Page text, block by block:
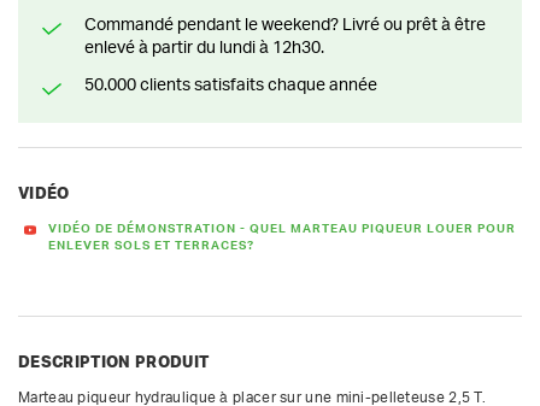
Commandé pendant le weekend? Livré ou prêt à être
enlevé à partir du lundi à 12h30.
50.000 clients satisfaits chaque année
VIDÉO
VIDÉO DE DÉMONSTRATION - QUEL MARTEAU PIQUEUR LOUER POUR
ENLEVER SOLS ET TERRACES?
DESCRIPTION PRODUIT
Marteau piqueur hydraulique à placer sur une mini-pelleteuse 2,5 T.